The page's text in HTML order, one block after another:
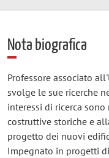
Nota biografica
Professore associato
svolge le sue ricerche
interessi di ricerca
costruttive storiche e
progetto dei nuovi
Impegnato in progetti